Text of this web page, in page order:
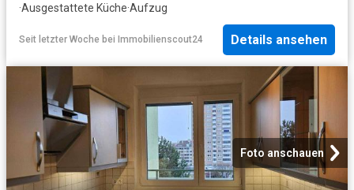
·Ausgestattete Küche·Aufzug
Seit letzter Woche bei Immobilienscout24 Details ansehen
Foto anschauen